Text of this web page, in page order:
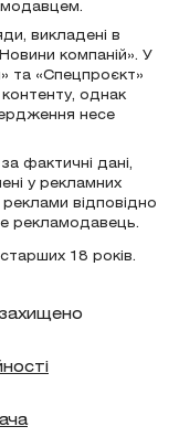
викладені в
компаній». У
та «Спецпроєкт»
однак
несе
фактичні дані,
у рекламних
реклами відповідно
рекламодавець.
18 років.